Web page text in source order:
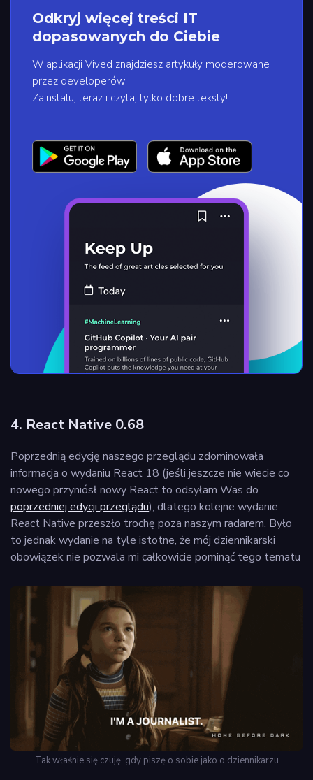
Odkryj więcej treści IT
dopasowanych do Ciebie
W aplikacji Vived znajdziesz artykuły moderowane
przez developerów.
Zainstaluj teraz i czytaj tylko dobre teksty!
4. React Native 0.68
Poprzednią edycję naszego przeglądu zdominowała
informacja o wydaniu React 18 (jeśli jeszcze nie wiecie co
nowego przyniósł nowy React to odsyłam Was do
poprzedniej edycji przeglądu), dlatego kolejne wydanie
React Native przeszło trochę poza naszym radarem. Było
to jednak wydanie na tyle istotne, że mój dziennikarski
obowiązek nie pozwala mi całkowicie pominąć tego tematu
Tak właśnie się czuję, gdy piszę o sobie jako o dziennikarzu